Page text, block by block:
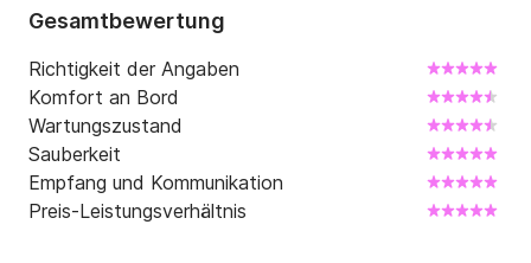
- Transfer: einfache Fahrt vom / zum Flughafen: 1 bis
3 Personen: 45 EUR / 4 bis 8 Personen: 65 EUR
WICHTIG:
Der Skipper muss vor Ort eine gültige Lizenz für
Größe und Tonnage des Bootes besitzen und
vorweisen, die nach dem kroatischen Seerecht
Gesamtbewertung
Richtigkeit der Angaben
Komfort an Bord
Wartungszustand
Sauberkeit
Empfang und Kommunikation
Preis-Leistungsverhältnis